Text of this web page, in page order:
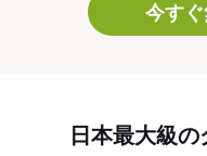
今す
日本最大級